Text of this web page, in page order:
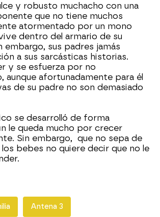
y robusto muchacho con una
que no tiene muchos
atormentado por un mono
dentro del armario de su
embargo, sus padres jamás
a sus sarcásticas historias.
y se esfuerza por no
aunque afortunadamente para él
de su padre no son demasiado
se desarrolló de forma
le queda mucho por crecer
Sin embargo, que no sepa de
bebes no quiere decir que no le
Antena 3